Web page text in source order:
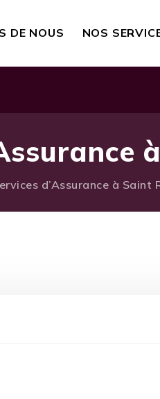
DE NOUS NOS
d’Assurance à Saint